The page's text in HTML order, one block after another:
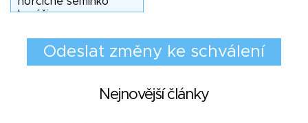
Nejnovější články